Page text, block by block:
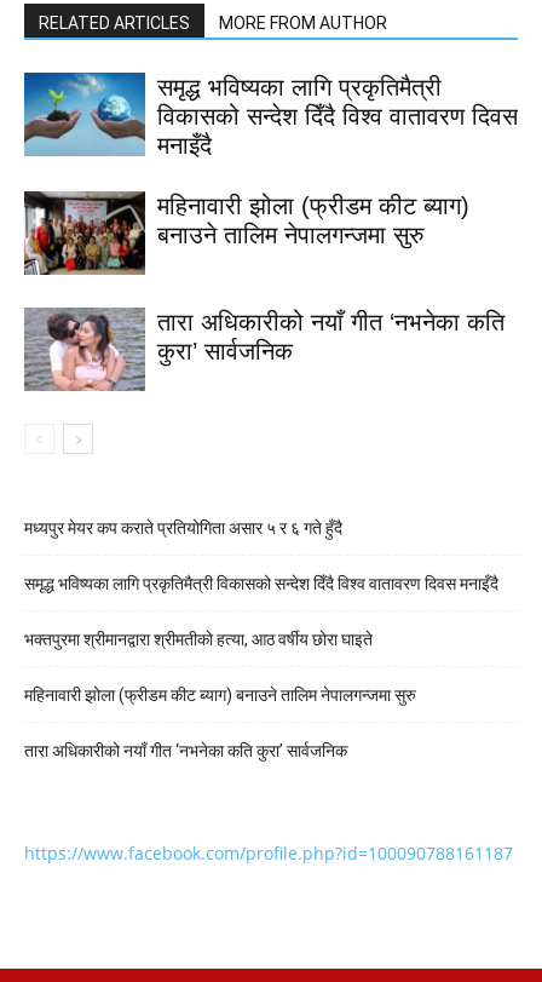
RELATED ARTICLES MORE FROM AUTHOR
समृद्ध भविष्यका लागि प्रकृतिमैत्री
विकासको सन्देश दिँदै विश्व वातावरण दिवस
मनाइँदै
महिनावारी झोला (फ्रीडम कीट ब्याग)
बनाउने तालिम नेपालगन्जमा सुरु
तारा अधिकारीको नयाँ गीत ‘नभनेका कति
कुरा’ सार्वजनिक
मध्यपुर मेयर कप कराते प्रतियोगिता असार ५ र ६ गते हुँदै
समृद्ध भविष्यका लागि प्रकृतिमैत्री विकासको सन्देश दिँदै विश्व वातावरण दिवस मनाइँदै
भक्तपुरमा श्रीमानद्वारा श्रीमतीको हत्या, आठ वर्षीय छोरा घाइते
महिनावारी झोला (फ्रीडम कीट ब्याग) बनाउने तालिम नेपालगन्जमा सुरु
तारा अधिकारीको नयाँ गीत ‘नभनेका कति कुरा’ सार्वजनिक
https://www.facebook.com/profile.php?id=100090788161187